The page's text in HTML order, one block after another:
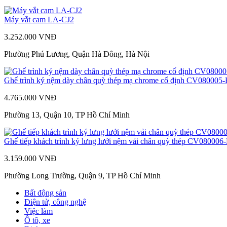
Máy vắt cam LA-CJ2
3.252.000 VNĐ
Phường Phú Lương, Quận Hà Đông, Hà Nội
Ghế trình ký nệm dày chân quỳ thép mạ chrome cố định CV080005-
4.765.000 VNĐ
Phường 13, Quận 10, TP Hồ Chí Minh
Ghế tiếp khách trình ký lưng lưới nệm vải chân quỳ thép
3.159.000 VNĐ
Phường Long Trường, Quận 9, TP Hồ Chí Minh
Bất động sản
Điện tử, công nghệ
Việc làm
Ô tô, xe